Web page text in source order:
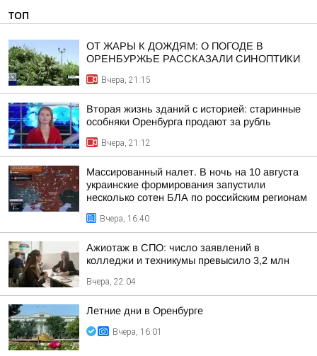
ТОП
ОТ ЖАРЫ К ДОЖДЯМ: О ПОГОДЕ В
ОРЕНБУРЖЬЕ РАССКАЗАЛИ СИНОПТИКИ
Вчера, 21:15
Вторая жизнь зданий с историей: старинные
особняки Оренбурга продают за рубль
Вчера, 21:12
Массированный налет. В ночь на 10 августа
украинские формирования запустили
несколько сотен БЛА по российским регионам
Вчера, 16:40
Ажиотаж в СПО: число заявлений в
колледжи и техникумы превысило 3,2 млн
Вчера, 22:04
Летние дни в Оренбурге
Вчера, 16:01